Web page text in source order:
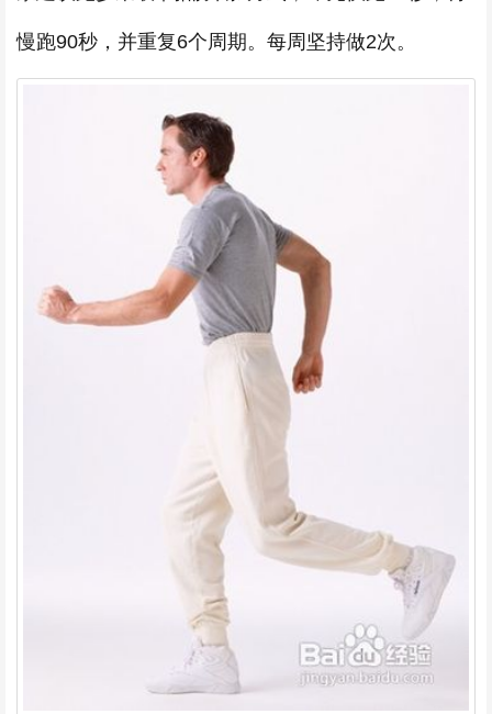
慢跑90秒，并重复6个周期。每周坚持做2次。